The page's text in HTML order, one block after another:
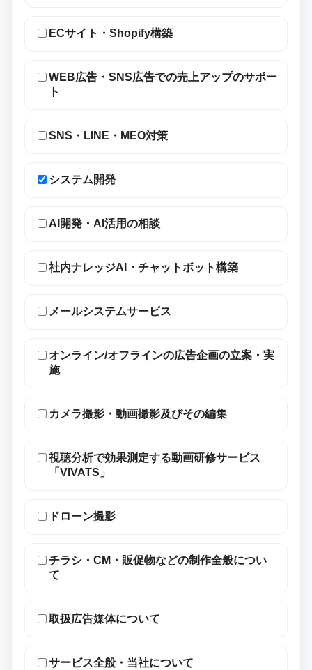
ECサイト・Shopify構築
WEB広告・SNS広告での売上アップのサポー
ト
SNS・LINE・MEO対策
システム開発
AI開発・AI活用の相談
社内ナレッジAI・チャットボット構築
メールシステムサービス
オンライン/オフラインの広告企画の立案・実
施
カメラ撮影・動画撮影及びその編集
視聴分析で効果測定する動画研修サービス
「VIVATS」
ドローン撮影
チラシ・CM・販促物などの制作全般につい
て
取扱広告媒体について
サービス全般・当社について